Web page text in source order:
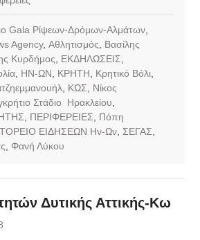
Gala Ρίψεων-Δρόμων-Αλμάτων,
Agency, Αθλητισμός
Βασίλης
Κυρδήμος ΕΚΔΗΛΩΣΕΙΣ
, ΗΝ-ΩΝ ΚΡΗΤΗ Κρητικό Βόλι,
, ΚΩΣ
Νίκος
Στάδιο Ηρακλείου
ΠΕΡΙΦΕΡΕΙΕΣ
Πόπη
ΕΙΔΗΣΕΩΝ Ην-Ων, ΣΕΓΑΣ
Φανή Λύκου
Δυτικής Αττικής-Κω